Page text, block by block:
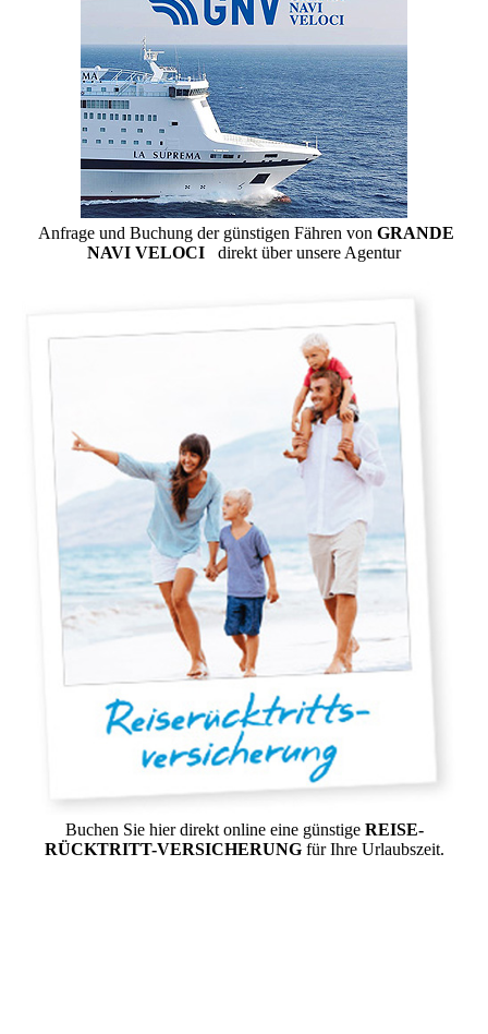
Anfrage und Buchung der günstigen Fähren von GRANDE
NAVI VELOCI direkt über unsere Agentur
Buchen Sie hier direkt online eine günstige REISE-
RÜCKTRITT-VERSICHERUNGfür Ihre Urlaubszeit.